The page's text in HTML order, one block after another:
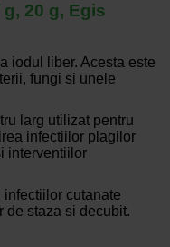
20 g, Egis
iodul liber. Acesta este
fungi si unele
larg utilizat pentru
infectiilor plagilor
interventiilor
infectiilor cutanate
de staza si decubit.